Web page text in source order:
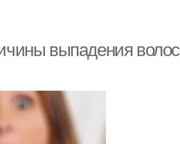
выпадения волос